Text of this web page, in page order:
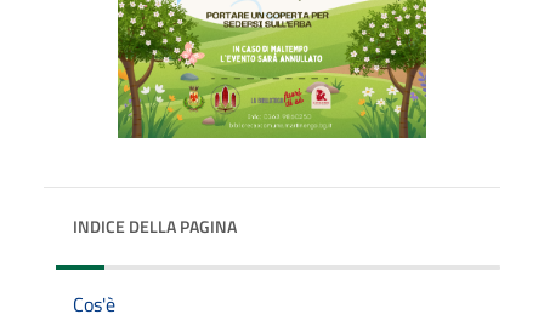
INDICE DELLA PAGINA
Cos'è